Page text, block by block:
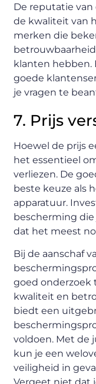
De reputatie
de kwaliteit van
merken die
klanten hebben.
goede
je vragen te
7. Prijs
Hoewel de prijs
het essentieel
verliezen. De
beste keuze als
apparatuur.
bescherming
dat het meest
Bij de aanschaf
goed onderzoek
kwaliteit en
biedt een
voldoen. Met de
kun je een
veiligheid in